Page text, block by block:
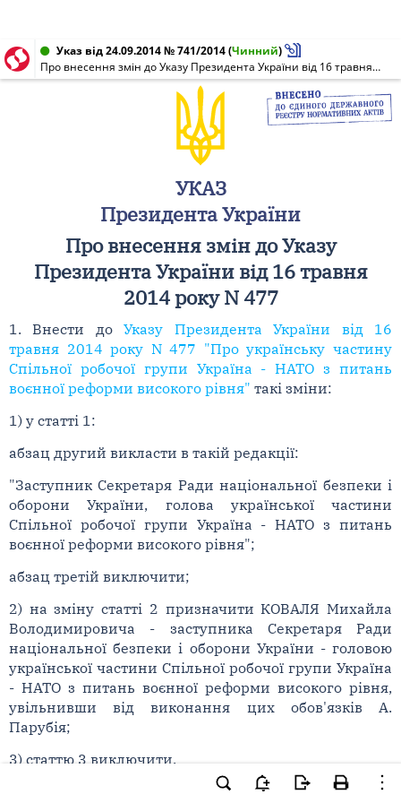
Указ від 24.09.2014 № 741/2014(Чинний)
Про внесення змін до Указу Президента України від 16 травня 2014 року N 477